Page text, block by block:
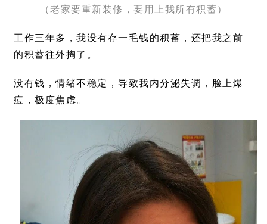
（老家要重新装修，要用上我所有积蓄）
工作三年多，我没有存一毛钱的积蓄，还把我之前
的积蓄往外掏了。
没有钱，情绪不稳定，导致我内分泌失调，脸上爆
痘，极度焦虑。